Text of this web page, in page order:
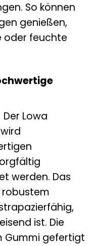
So können
genießen,
oder feuchte
Lowa
wird
werden. Das
ist. Die
Gummi gefertigt